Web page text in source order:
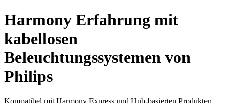
Harmony Erfahrung mit
kabellosen
Beleuchtungssystemen von
Philips
Kompatibel mit Harmony Express und Hub-basierten Produkten